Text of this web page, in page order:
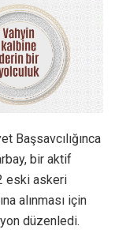
Başsavcılığınca
bir aktif
eski askeri
alınması için
düzenledi.